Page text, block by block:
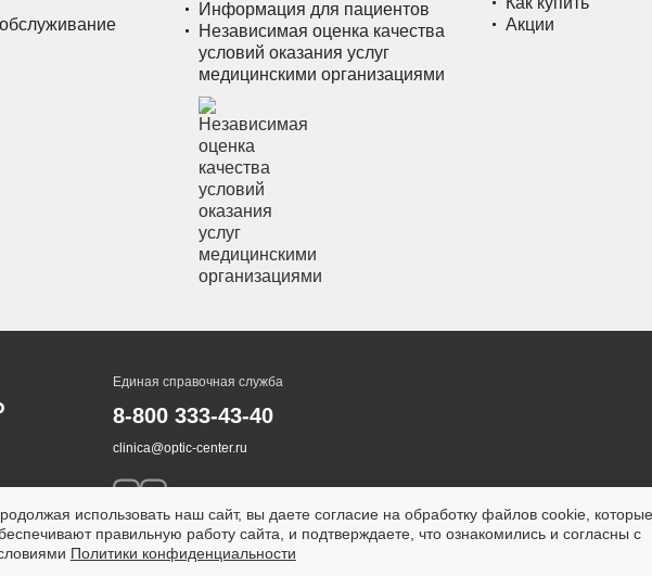
Информация для пациентов
Независимая оценка качества
условий оказания услуг
медицинскими организациями
Акции
Единая справочная служба
8-800 333-43-40
clinica@optic-center.ru
использовать наш сайт, вы даете согласие на обработку файлов cookie, которые
правильную работу сайта, и подтверждаете, что ознакомились и согласны с
Политики конфиденциальности